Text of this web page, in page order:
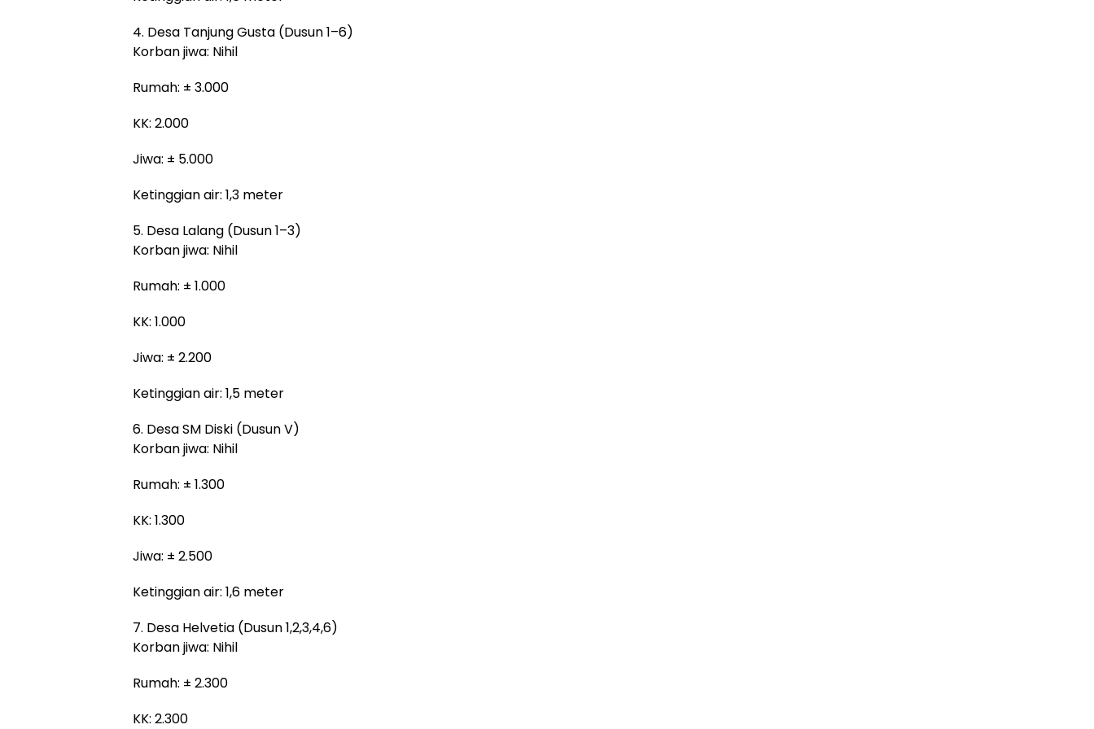
4. Desa Tanjung Gusta (Dusun 1–6)
Korban jiwa: Nihil
Rumah: ± 3.000
KK: 2.000
Jiwa: ± 5.000
Ketinggian air: 1,3 meter
5. Desa Lalang (Dusun 1–3)
Korban jiwa: Nihil
Rumah: ± 1.000
KK: 1.000
Jiwa: ± 2.200
Ketinggian air: 1,5 meter
6. Desa SM Diski (Dusun V)
Korban jiwa: Nihil
Rumah: ± 1.300
KK: 1.300
Jiwa: ± 2.500
Ketinggian air: 1,6 meter
7. Desa Helvetia (Dusun 1,2,3,4,6)
Korban jiwa: Nihil
Rumah: ± 2.300
KK: 2.300